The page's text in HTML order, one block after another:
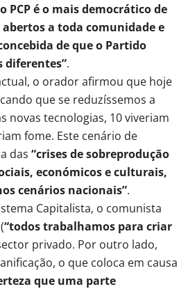
PCP é o mais democrático de
a toda comunidade e
de que o Partido
diferentes”.
o orador afirmou que hoje
que se reduzíssemos a
novas tecnologias, 10 viveriam
fome. Este cenário de
das “crises de sobreprodução
económicos e culturais,
cenários nacionais”.
Capitalista, o comunista
“todos trabalhamos para criar
privado. Por outro lado,
o que coloca em causa
que uma parte